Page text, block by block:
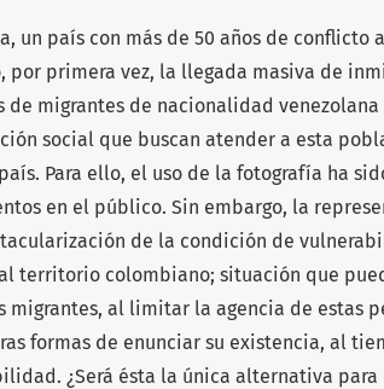
un país con más de 50 años de conflicto
por primera vez, la llegada masiva de
de migrantes de nacionalidad
social que buscan atender a esta
Para ello, el uso de la fotografía ha
en el público. Sin embargo, la
de la condición de
territorio colombiano; situación que
migrantes, al limitar la agencia de estas
formas de enunciar su existencia, al
¿Será ésta la única alternativa